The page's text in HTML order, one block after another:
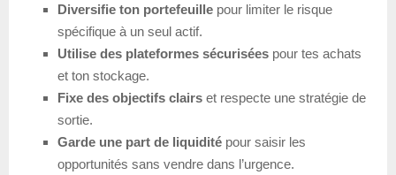
Diversifie ton portefeuille pour limiter le risque
spécifique à un seul actif.
Utilise des plateformes sécurisées pour tes achats
et ton stockage.
Fixe des objectifs clairs et respecte une stratégie de
sortie.
Garde une part de liquidité pour saisir les
opportunités sans vendre dans l’urgence.